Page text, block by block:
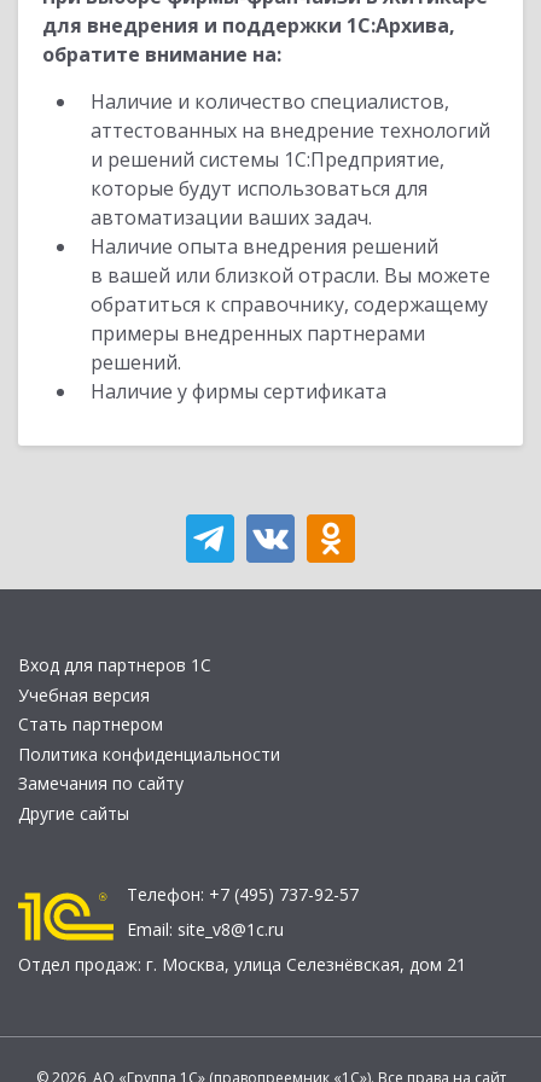
для внедрения и поддержки 1С:Архива,
обратите внимание на:
Наличие и количество специалистов,
аттестованных на внедрение технологий
и решений системы 1С:Предприятие,
которые будут использоваться для
автоматизации ваших задач.
Наличие опыта внедрения решений
в вашей или близкой отрасли. Вы можете
обратиться к справочнику, содержащему
примеры внедренных партнерами
решений.
Наличие у фирмы сертификата
Вход для партнеров 1С
Учебная версия
Стать партнером
Политика конфиденциальности
Замечания по сайту
Другие сайты
Телефон: +7 (495) 737-92-57
Email: site_v8@1c.ru
Отдел продаж: г. Москва, улица Селезнёвская, дом 21